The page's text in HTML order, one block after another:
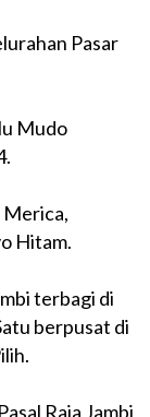
Pasar
Mudo
Merica,
Hitam.
terbagi di
berpusat di
Raja Jambi